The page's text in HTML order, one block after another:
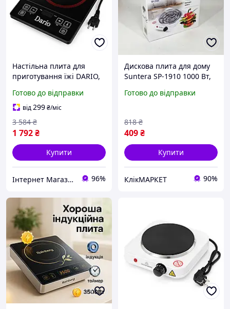
Настільна плита для
приготування їжі DARIO,
електроплита, Плита на
стіл електрична BF-95
Готово до відправки
від299₴/міс
1 792₴
3 584 ₴
Купити
Інтернет Магазин "Tano" 96%
Дискова плита для дому
Suntera SP-1910 1000 Вт,
індукційна електроплита,
Готово до відправки
409₴
818 ₴
Купити
КлікМАРКЕТ 90%